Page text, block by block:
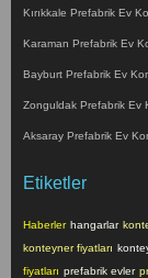
Kırıkkale Prefabrik Ev
Karaman Prefabrik Ev
Bayburt Prefabrik Ev
Zonguldak Prefabrik Ev
Aksaray Prefabrik Ev
Etiketler
Haberler hangarlar
konteyner fiyatları
fiyatları prefabrik evler